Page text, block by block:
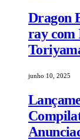
Dragon
ray com
junho 10, 2025